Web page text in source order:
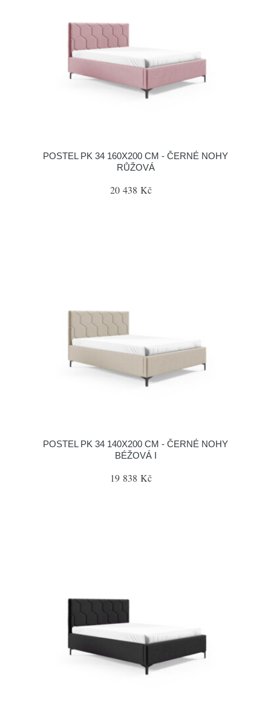
POSTEL PK 34 160X200 CM - ČERNÉ NOHY
RŮŽOVÁ
20 438 Kč
POSTEL PK 34 140X200 CM - ČERNÉ NOHY
BÉŽOVÁ I
19 838 Kč